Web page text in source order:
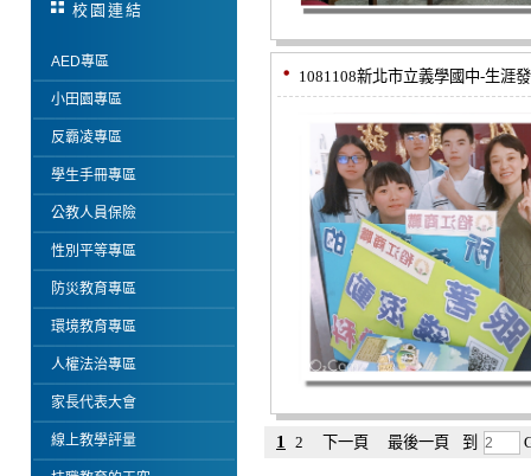
校園連結
AED專區
小田園專區
反霸凌專區
學生手冊專區
公教人員保險
性別平等專區
防災教育專區
環境教育專區
人權法治專區
家長代表大會
線上教學評量
1081108新北市立義學國中-生涯
1 2 下一頁 最後一頁 到